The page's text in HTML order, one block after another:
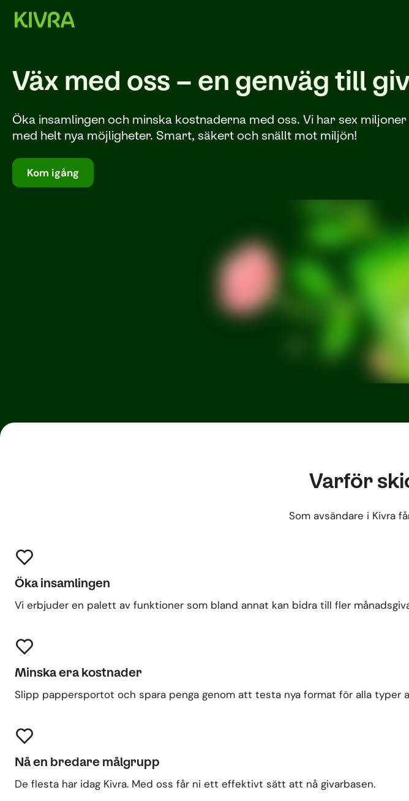
Väx med oss – en genväg till
Öka insamlingen och minska kostnaderna med oss. Vi har sex
med helt nya möjligheter. Smart, säkert och snällt mot miljön!
Kom igång
Varför
Som avsändare i Kivra
Öka insamlingen
Vi erbjuder en palett av funktioner som bland annat kan bidra till fler
Minska era kostnader
Slipp pappersportot och spara penga genom att testa nya format för alla typer
Nå en bredare målgrupp
De flesta har idag Kivra. Med oss får ni ett effektivt sätt att nå givarbasen.